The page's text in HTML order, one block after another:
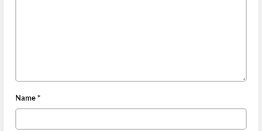
Name*